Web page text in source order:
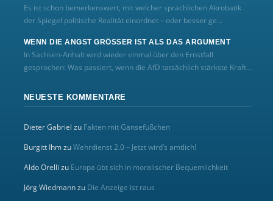
Es ist schon bemerkenswert, mit welcher sprachlichen Akrobatik
der Spiegel politische Realität einordnet – oder besser ge...
WENN DIE ANGST GRÖSSER IST ALS DAS ARGUMENT
In Sachsen-Anhalt wird wieder einmal über den Ernstfall
gesprochen: Was passiert, wenn die AfD tatsächlich stärkste Kraft...
NEUESTE KOMMENTARE
Dieter Gabriel zu Fakten mit Gänsefüßchen
Burgitt IhmzuWehrdienst 2.0 – Jetzt wird’s amtlich!
Aldo Orelli zu Europa übt sich in moralischer Bequemlichkeit
Jörg Wiedmannzu Die Anzeige ist raus